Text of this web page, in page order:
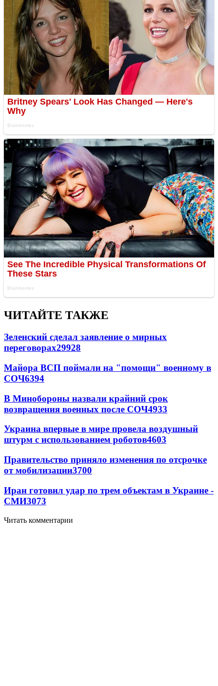
ЧИТАЙТЕ ТАКЖЕ
Зеленский сделал заявление о мирных
переговорах29928
Майора ВСП поймали на "помощи" военному в
СОЧ6394
В Минобороны назвали крайний срок
возвращения военных после СОЧ4933
Украина впервые в мире провела воздушный
штурм с использованием роботов4603
Правительство приняло изменения по отсрочке
от мобилизации3700
Иран готовил удар по трем объектам в Украине -
СМИ3073
Читать комментарии